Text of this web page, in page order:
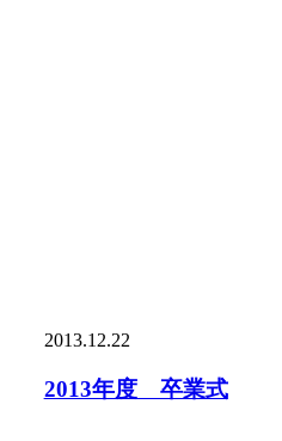
2013.12.22
2013年度 卒業式